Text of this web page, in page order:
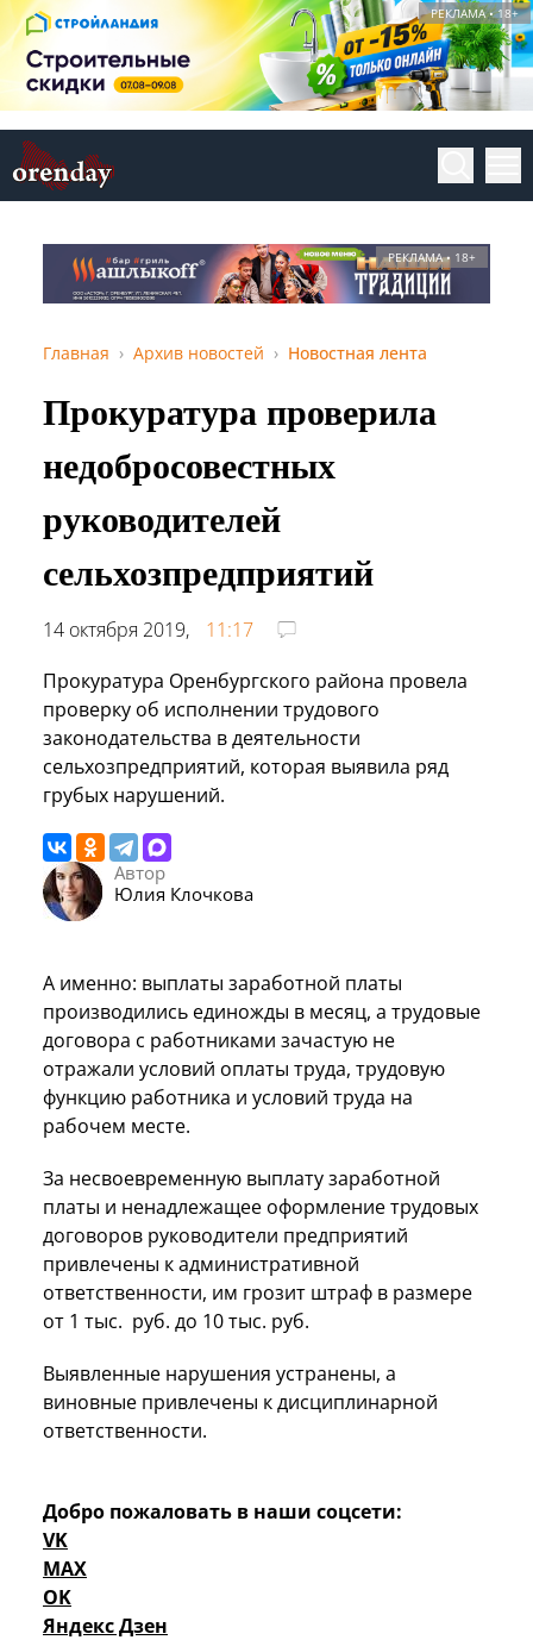
РЕКЛАМА • 18+
РЕКЛАМА • 18+
Главная Архив новостей Новостная лента
Прокуратура проверила
недобросовестных
руководителей
сельхозпредприятий
14 октября 2019,
11:17
Прокуратура Оренбургского района провела
проверку об исполнении трудового
законодательства в деятельности
сельхозпредприятий, которая выявила ряд
грубых нарушений.
Автор
Юлия Клочкова
А именно: выплаты заработной платы
производились единожды в месяц, а трудовые
договора с работниками зачастую не
отражали условий оплаты труда, трудовую
функцию работника и условий труда на
рабочем месте.
За несвоевременную выплату заработной
платы и ненадлежащее оформление трудовых
договоров руководители предприятий
привлечены к административной
ответственности, им грозит штраф в размере
от 1 тыс. руб. до 10 тыс. руб.
Выявленные нарушения устранены, а
виновные привлечены к дисциплинарной
ответственности.
Добро пожаловать в наши соцсети:
VK
MAX
OK
Яндекс Дзен